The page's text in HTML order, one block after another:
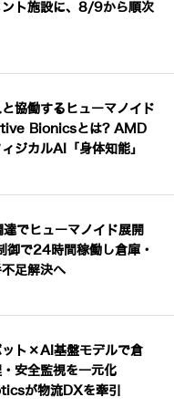
ント施設に、8/9から順次
と協働するヒューマノイド
Bionicsとは? AMD
ジカルAI「身体知能」
でヒューマノイド展開
御で24時間稼働し倉庫・
足解決へ
ット×AI基盤モデルで倉
安全監視を一元化
が物流DXを牽引